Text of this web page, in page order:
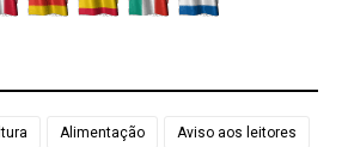
Alimentação Aviso aos leitores